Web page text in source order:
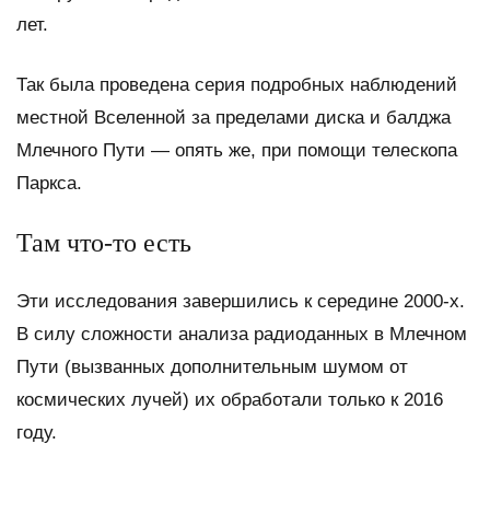
лет.
Так была проведена серия подробных наблюдений
местной Вселенной за пределами диска и балджа
Млечного Пути — опять же, при помощи телескопа
Паркса.
Там что-то есть
Эти исследования завершились к середине 2000-х.
В силу сложности анализа радиоданных в Млечном
Пути (вызванных дополнительным шумом от
космических лучей) их обработали только к 2016
году.